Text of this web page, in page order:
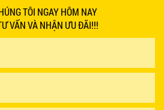
750.000 VNĐ
GHẾ EAMES - GHẾ NHỰA CAFE CHÂN GỖ GIÁ RẺ
TÔI NGAY HÔM NAY
VẤN VÀ NHẬN ƯU ĐÃI!!!